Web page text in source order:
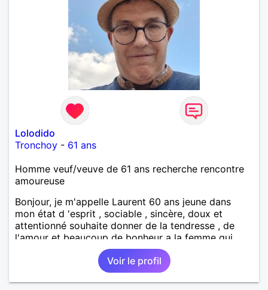
Lolodido
Tronchoy - 61 ans
Homme veuf/veuve de 61 ans recherche rencontre
amoureuse
Bonjour, je m'appelle Laurent 60 ans jeune dans
mon état d 'esprit , sociable , sincère, doux et
attentionné souhaite donner de la tendresse , de
l'amour et beaucoup de bonheur a la femme qui
souhaitera partager ma vie . Bientôt en retraite a la
fin de l 'année et libre de toute contrainte. Digne de
confiance à la femme qui voudras m 'en accorder
en toute sincérité. Pour le reste venez me découvrir
Voir le profil